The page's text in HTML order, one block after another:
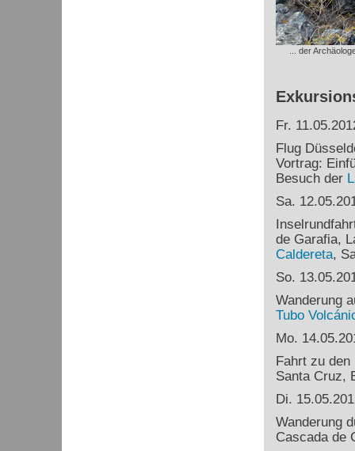
... der
Fr.
Flug
Vortrag:
Besuch der
Sa.
de Garafia,
Caldereta,
So.
Wanderung
Tubo
Mo.
Fahrt zu
Santa Cruz,
Di.
Wanderung
Cascada de